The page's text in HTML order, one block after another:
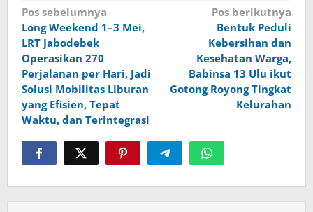
Navigasi
pos
Pos sebelumnya
Long Weekend 1–3 Mei,
LRT Jabodebek
Operasikan 270
Perjalanan per Hari, Jadi
Solusi Mobilitas Liburan
yang Efisien, Tepat
Waktu, dan Terintegrasi
Pos berikutnya
Bentuk Peduli
Kebersihan dan
Kesehatan Warga,
Babinsa 13 Ulu ikut
Gotong Royong Tingkat
Kelurahan